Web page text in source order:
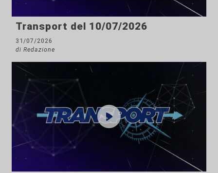
Transport del 10/07/2026
31/07/2026
di Redazione